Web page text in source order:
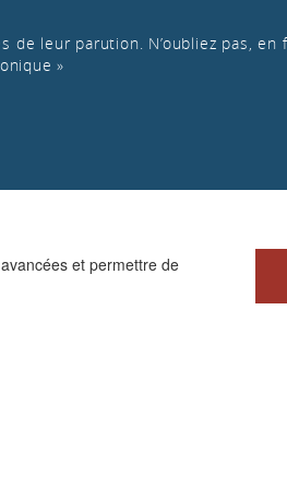
et permettre de
leur parution. N’oubliez pas, en
»